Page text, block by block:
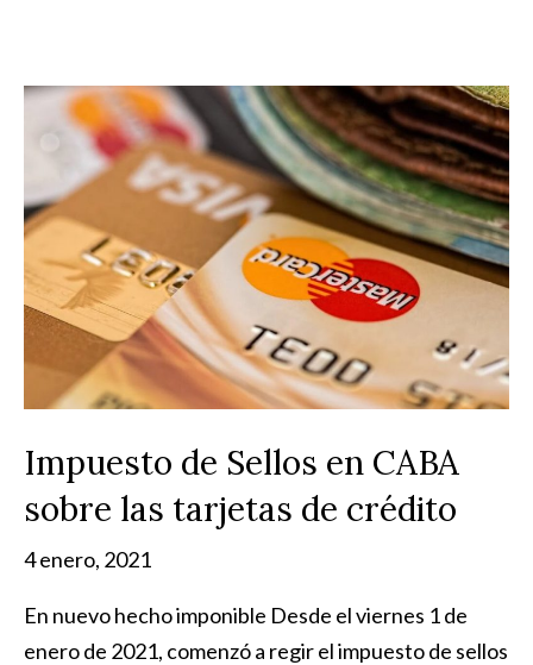
Impuesto de Sellos en CABA
sobre las tarjetas de crédito
4 enero, 2021
En nuevo hecho imponible Desde el viernes 1 de
enero de 2021, comenzó a regir el impuesto de sellos